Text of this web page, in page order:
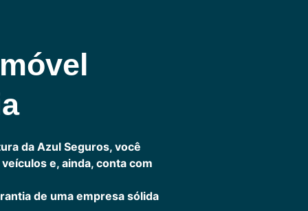
da Azul Seguros, você
e, ainda, conta com
de uma empresa sólida